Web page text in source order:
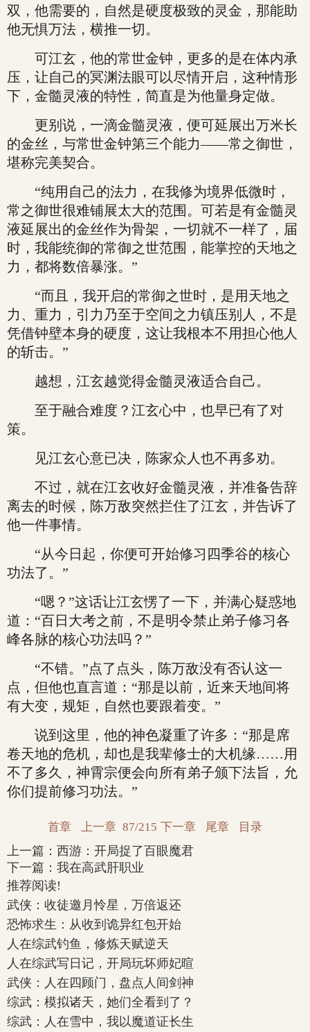
双，他需要的，自然是硬度极致的灵金，那能助
他无惧万法，横推一切。
可江玄，他的常世金钟，更多的是在体内承
压，让自己的冥渊法眼可以尽情开启，这种情形
下，金髓灵液的特性，简直是为他量身定做。
更别说，一滴金髓灵液，便可延展出万米长
的金丝，与常世金钟第三个能力——常之御世，
堪称完美契合。
“纯用自己的法力，在我修为境界低微时，
常之御世很难铺展太大的范围。可若是有金髓灵
液延展出的金丝作为骨架，一切就不一样了，届
时，我能统御的常御之世范围，能掌控的天地之
力，都将数倍暴涨。”
“而且，我开启的常御之世时，是用天地之
力、重力，引力乃至于空间之力镇压别人，不是
凭借钟壁本身的硬度，这让我根本不用担心他人
的斩击。”
越想，江玄越觉得金髓灵液适合自己。
至于融合难度？江玄心中，也早已有了对
策。
见江玄心意已决，陈家众人也不再多劝。
不过，就在江玄收好金髓灵液，并准备告辞
离去的时候，陈万敌突然拦住了江玄，并告诉了
他一件事情。
“从今日起，你便可开始修习四季谷的核心
功法了。”
“嗯？”这话让江玄愣了一下，并满心疑惑地
道：“百日大考之前，不是明令禁止弟子修习各
峰各脉的核心功法吗？”
“不错。”点了点头，陈万敌没有否认这一
点，但他也直言道：“那是以前，近来天地间将
有大变，规矩，自然也要跟着变。”
说到这里，他的神色凝重了许多：“那是席
卷天地的危机，却也是我辈修士的大机缘……用
不了多久，神霄宗便会向所有弟子颁下法旨，允
你们提前修习功法。”
首章 上一章 87/215 下一章 尾章 目录
上一篇： 西游：开局捉了百眼魔君
下一篇： 我在高武肝职业
推荐阅读!
武侠：收徒邀月怜星，万倍返还
恐怖求生：从收到诡异红包开始
人在综武钓鱼，修炼天赋逆天
人在综武写日记，开局玩坏师妃暄
武侠：人在四顾门，盘点人间剑神
综武：模拟诸天，她们全看到了？
综武：人在雪中，我以魔道证长生